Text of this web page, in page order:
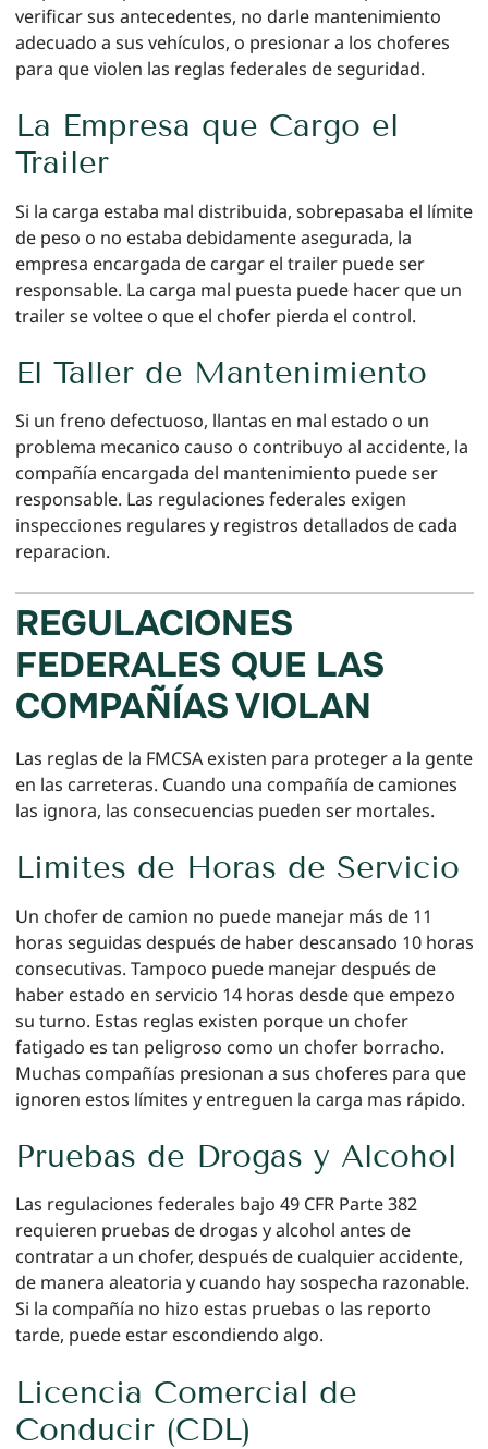
verificar sus antecedentes, no darle mantenimiento
adecuado a sus vehículos, o presionar a los choferes
para que violen las reglas federales de seguridad.
La Empresa que Cargo el
Trailer
Si la carga estaba mal distribuida, sobrepasaba el límite
de peso o no estaba debidamente asegurada, la
empresa encargada de cargar el trailer puede ser
responsable. La carga mal puesta puede hacer que un
trailer se voltee o que el chofer pierda el control.
El Taller de Mantenimiento
Si un freno defectuoso, llantas en mal estado o un
problema mecanico causo o contribuyo al accidente, la
compañía encargada del mantenimiento puede ser
responsable. Las regulaciones federales exigen
inspecciones regulares y registros detallados de cada
reparacion.
REGULACIONES
FEDERALES QUE LAS
COMPAÑÍAS VIOLAN
Las reglas de la FMCSA existen para proteger a la gente
en las carreteras. Cuando una compañía de camiones
las ignora, las consecuencias pueden ser mortales.
Limites de Horas de Servicio
Un chofer de camion no puede manejar más de 11
horas seguidas después de haber descansado 10 horas
consecutivas. Tampoco puede manejar después de
haber estado en servicio 14 horas desde que empezo
su turno. Estas reglas existen porque un chofer
fatigado es tan peligroso como un chofer borracho.
Muchas compañías presionan a sus choferes para que
ignoren estos límites y entreguen la carga mas rápido.
Pruebas de Drogas y Alcohol
Las regulaciones federales bajo 49 CFR Parte 382
requieren pruebas de drogas y alcohol antes de
contratar a un chofer, después de cualquier accidente,
de manera aleatoria y cuando hay sospecha razonable.
Si la compañía no hizo estas pruebas o las reporto
tarde, puede estar escondiendo algo.
Licencia Comercial de
Conducir (CDL)